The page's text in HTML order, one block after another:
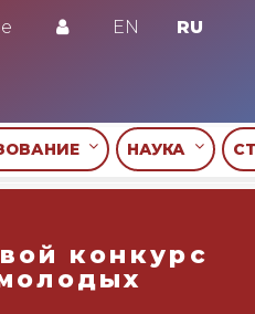
EN RU
НАУКА
конкурс